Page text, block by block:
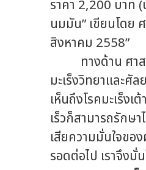
ราคา 2,200 บาท
นมมัน” เขียนโดย
สิงหาคม 2558”
ทางด้าน ศาสต
มะเร็งวิทยาและศั
เห็นถึงโรคมะเร็ง
เร็วก็สามารถรักษ
เสียความมั่นใจขอ
รอดต่อไป เราจึงมั่